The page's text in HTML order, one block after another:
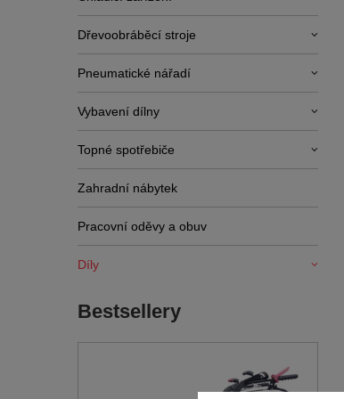
Dřevoobráběcí stroje
Pneumatické nářadí
Vybavení dílny
Topné spotřebiče
Zahradní nábytek
Pracovní oděvy a obuv
Díly
Bestsellery